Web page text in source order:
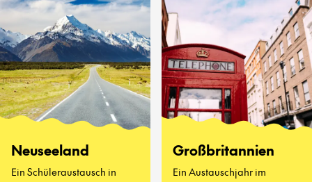
zu probieren (ja, wirklich)
und zu erleben, wie sich der
Schulalltag auf der anderen
Seite der Welt anfühlt.
Neuseeland
Ein Schüleraustausch in
Großbritannien
Ein Austauschjahr im